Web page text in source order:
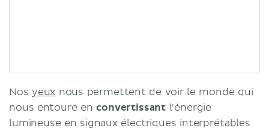
Nos yeux nous permettent de voir le monde qui
nous entoure enconvertissant l'énergie
lumineuse en signaux électriques interprétables